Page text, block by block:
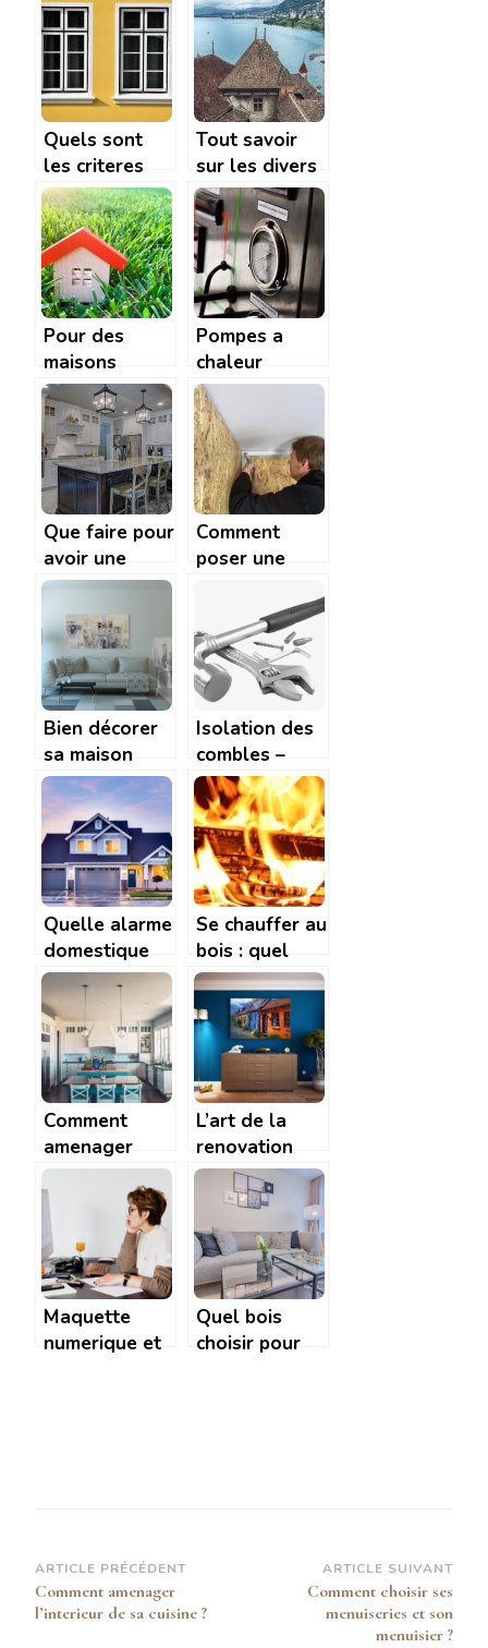
chauffage!
bois : ce qu’il
faut savoir
pour mieux
choisir !
Quels sont
les criteres
permettant de
choisir au
mieux une
fenetre ?
Tout savoir
sur les divers
elements du
toit
Pour des
maisons
toujours plus
vertes, des
systemes de
chauffage
ecologiques
Pompes a
chaleur
geothermique
:
caracteristiques
et
fonctionnement
dans une
structure
Que faire pour
avoir une
cuisine
performante?
Comment
poser une
de placo ?
Bien décorer
sa maison
pour y
apporter de la
modernité
Isolation des
combles –
comment la
realiser
correctement
?
Quelle alarme
domestique
choisir a
Rochefort ?
Se chauffer au
bois : quel
système de
chauffage
choisir ?
Comment
amenager
l’interieur de
sa cuisine ?
L’art de la
renovation
energetique :
astuces de
design pour
une maison
eco-chic
Maquette
numerique et
Quel bois
choisir pour
Navigation
d’article
ARTICLE PRÉCÉDENT
Comment amenager
l’interieur de sa cuisine ?
ARTICLE SUIVANT
Comment choisir ses
menuiseries et son
menuisier ?